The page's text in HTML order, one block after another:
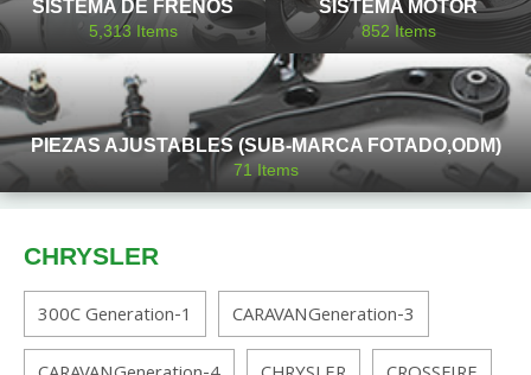
SISTEMA DE FRENOS
5,313 Items
SISTEMA MOTOR
852 Items
PIEZAS AJUSTABLES (SUB-MARCA FOTADO,ODM)
71Items
CHRYSLER
300C Generation-1
CARAVANGeneration-3